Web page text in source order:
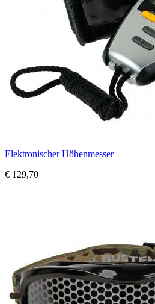
Elektronischer Höhenmesser
€ 129,70